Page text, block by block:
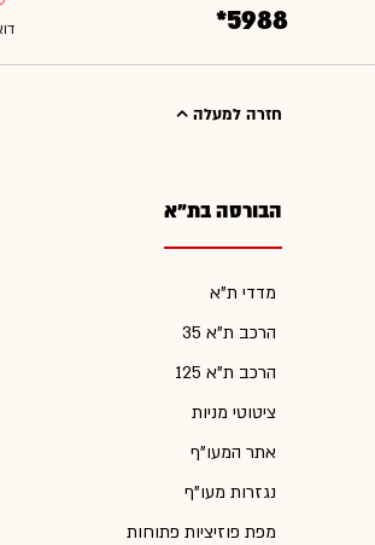
*5988
חזרה למעלה
הבורסה בת"א
מדדי ת"א
הרכב ת"א 35
הרכב ת"א 125
ציטוטי מניות
אתר המעו"ף
נגזרות מעו"ף
מפת פוזיציות פתוחות